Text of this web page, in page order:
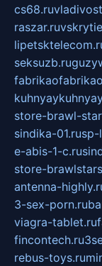
cs68.ru
raszar.ru
seksuzb.ru
store-brawl-
sindika-01.rusp-
e-abis-1-c.ru
store-
antenna-
3-sex-porn.ru
viagra-tablet.ru
fincontech.ru
rebus-toys.ru